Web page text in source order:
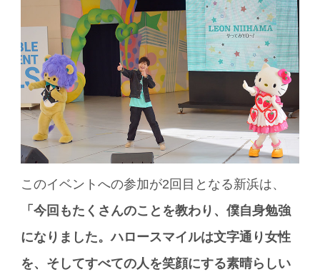
このイベントへの参加が2回目となる新浜は、
「今回もたくさんのことを教わり、僕自身勉強
になりました。ハロースマイルは文字通り女性
を、そしてすべての人を笑顔にする素晴らしい